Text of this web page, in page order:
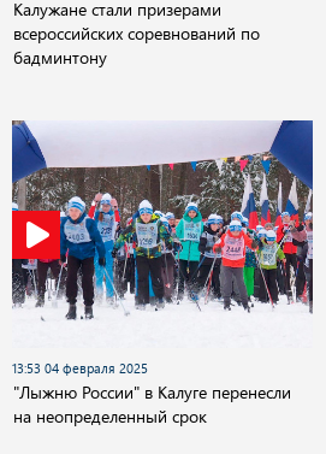
Калужане стали призерами
всероссийских соревнований по
бадминтону
13:53 04 февраля 2025
"Лыжню России" в Калуге перенесли
на неопределенный срок